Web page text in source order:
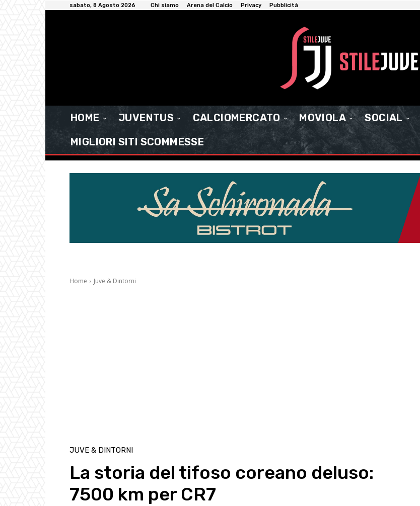
sabato, 8 Agosto 2026 Chi siamo Arena del Calcio Privacy Pubblicità
HOME JUVENTUS CALCIOMERCATO MOVIOLA SOCIAL
MIGLIORI SITI SCOMMESSE
Home Juve & Dintorni
JUVE & DINTORNI
La storia del tifoso coreano deluso:
7500 km per CR7